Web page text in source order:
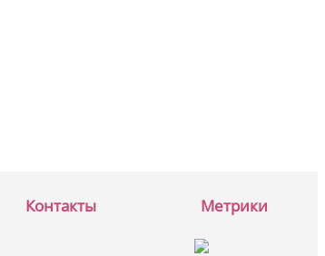
Контакты Метрики